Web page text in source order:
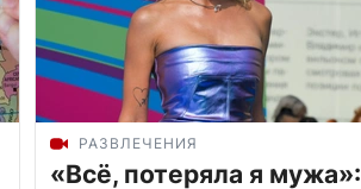
РАЗВЛЕЧЕНИЯ
«Всё, потеряла я мужа»: